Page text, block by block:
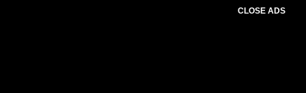
CLOSE ADS